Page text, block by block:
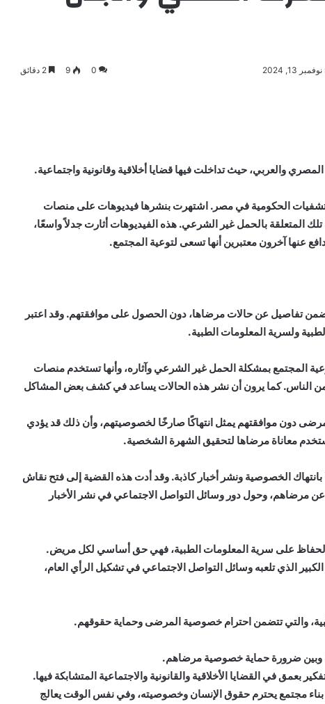
13, 2024
0
9
والعربي، حيث تداخلت فيها قضايا أخلاقية وقانونية واجتماعية.
الحكومية في مصر. اشتهرت بنشرها فيديوهات على منصات
المتعلقة بالحمل غير الشرعي. هذه الفيديوهات أثارت جدلاً واسعًا،
عنها آخرون معتبرين أنها تسعى لتوعية المجتمع.
تفاصيل عن حالات مرضاها، دون الحصول على موافقتهم. وقد اعتبر
ولسرية المعلومات الطبية.
المجتمع بمشكلة الحمل غير الشرعي وآثاره، وأنها تستخدم منصات
الناس. كما يرون أن نشر هذه الحالات يساعد في كشف بعض المشاكل
دون موافقتهم يمثل انتهاكًا صارخًا لخصوصيتهم، وأن ذلك قد يؤدي
معاناة مرضاها لتحقيق الشهرة الشخصية.
بانتهاك الخصوصية ونشر أخبار كاذبة. وقد أدت هذه القضية إلى فتح نقاش
مرضاهم، وحول دور وسائل التواصل الاجتماعي في نشر الأخبار
الحفاظ على سرية المعلومات الطبية، فهي حق أساسي لكل مريض.
الذي تلعبه وسائل التواصل الاجتماعي في تشكيل الرأي العام،
والتي تتضمن احترام خصوصية المرضى وحماية حقوقهم.
وبين ضرورة حماية خصوصية مرضاهم.
في القضايا الأخلاقية والقانونية والاجتماعية المتشابكة فيها.
مجتمع يحترم حقوق الإنسان وخصوصيته، وفي نفس الوقت يعالج